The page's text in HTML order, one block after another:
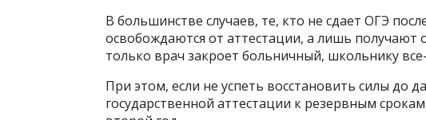
В большинстве случаев, те, кто не сдает ОГЭ
освобождаются от аттестации, а лишь получают
только врач закроет больничный, школьнику
При этом, если не успеть восстановить силы до
государственной аттестации к резервным